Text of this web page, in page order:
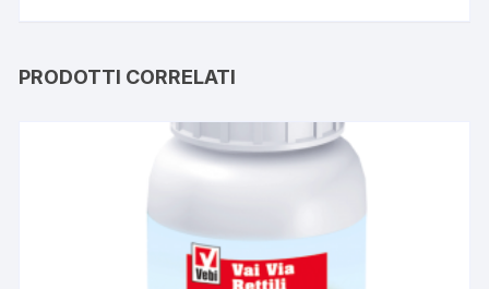
PRODOTTI CORRELATI